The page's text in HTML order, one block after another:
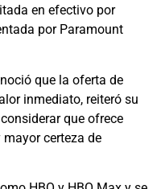
en efectivo por
por Paramount
que la oferta de
inmediato, reiteró su
que ofrece
certeza de